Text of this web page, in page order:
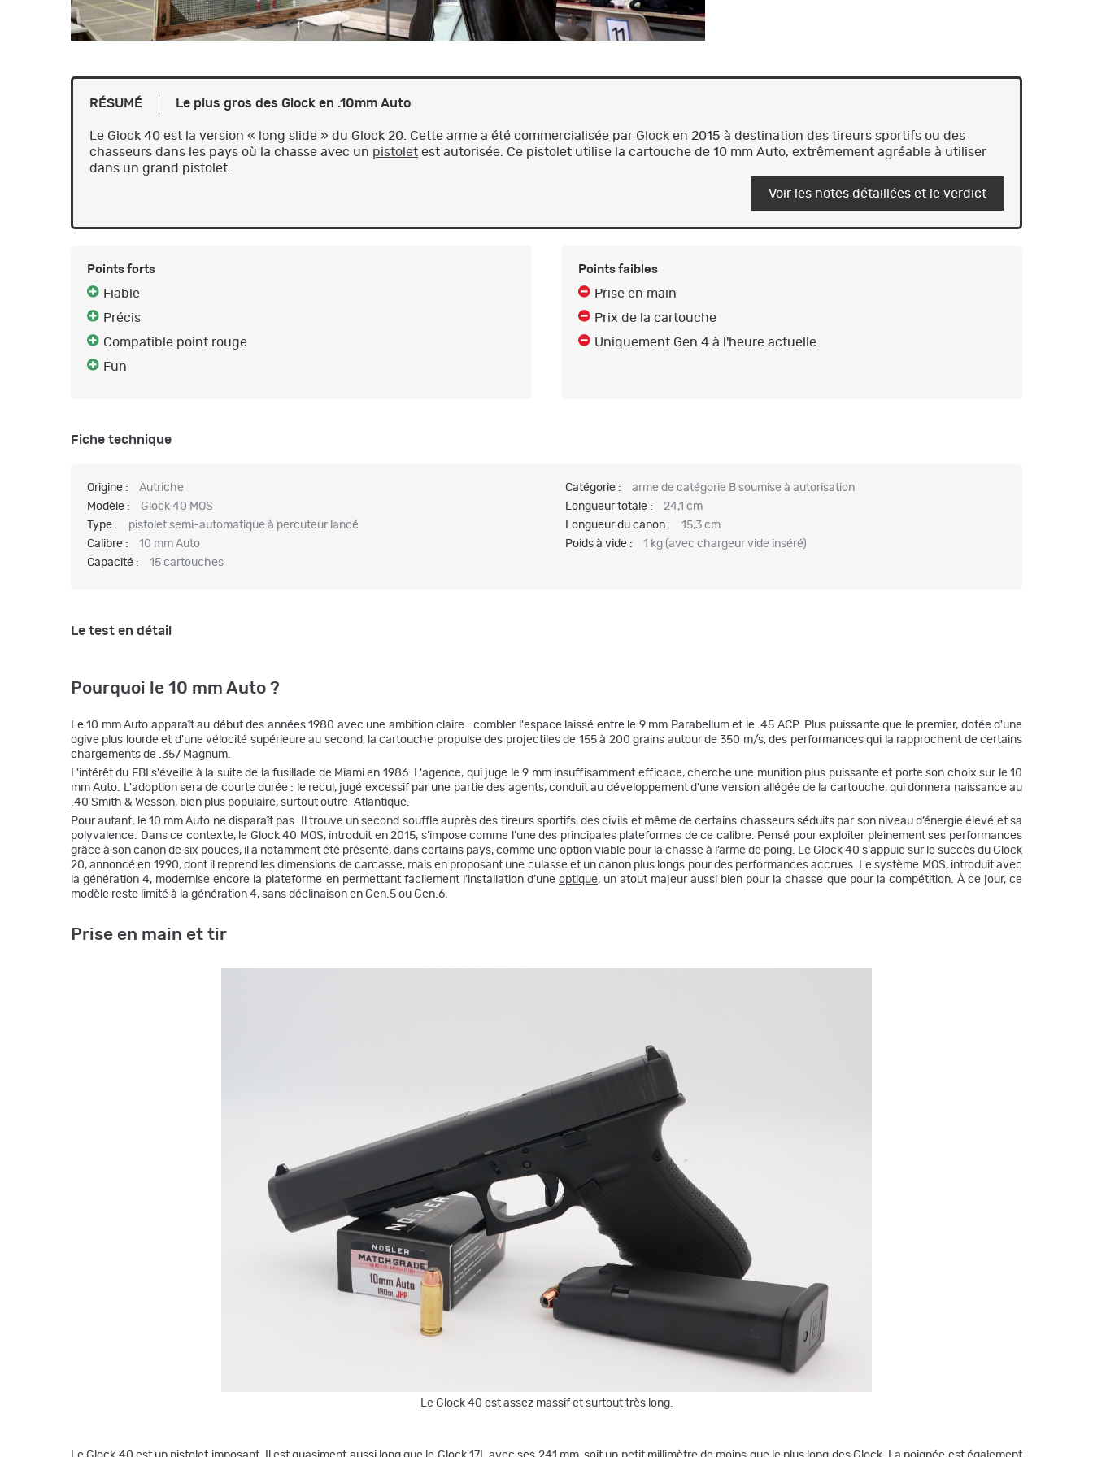
RÉSUMÉ Le plus gros des Glock en .10mm Auto
Le Glock 40 est la version « long slide » du Glock 20. Cette arme a été commercialisée par Glock en 2015 à destination des tireurs sportifs ou des
chasseurs dans les pays où la chasse avec un pistolet est autorisée. Ce pistolet utilise la cartouche de 10 mm Auto, extrêmement agréable à utiliser
dans un grand pistolet.
Voir les notes détaillées et le verdict
Points forts
Fiable
Précis
Compatible point rouge
Fun
Points faibles
Prise en main
Prix de la cartouche
Uniquement Gen.4 à l'heure actuelle
Fiche technique
Origine :
Autriche
Modèle :
Glock 40 MOS
Type :
pistolet semi-automatique à percuteur lancé
Calibre :
10 mm Auto
Capacité :
15 cartouches
Catégorie :
arme de catégorie B soumise à autorisation
Longueur totale :
24,1 cm
Longueur du canon :
15,3 cm
Poids à vide :
1 kg (avec chargeur vide inséré)
Le test en détail
Pourquoi le 10 mm Auto ?
Le 10 mm Auto apparaît au début des années 1980 avec une ambition claire : combler l'espace laissé entre le 9 mm Parabellum et le .45 ACP. Plus puissante que le premier, dotée d'une
ogive plus lourde et d'une vélocité supérieure au second, la cartouche propulse des projectiles de 155 à 200 grains autour de 350 m/s, des performances qui la rapprochent de certains
chargements de .357 Magnum.
L'intérêt du FBI s'éveille à la suite de la fusillade de Miami en 1986. L'agence, qui juge le 9 mm insuffisamment efficace, cherche une munition plus puissante et porte son choix sur le 10
mm Auto. L'adoption sera de courte durée : le recul, jugé excessif par une partie des agents, conduit au développement d'une version allégée de la cartouche, qui donnera naissance au
.40 Smith & Wesson, bien plus populaire, surtout outre-Atlantique.
Pour autant, le 10 mm Auto ne disparaît pas. Il trouve un second souffle auprès des tireurs sportifs, des civils et même de certains chasseurs séduits par son niveau d’énergie élevé et sa
polyvalence. Dans ce contexte, le Glock 40 MOS, introduit en 2015, s’impose comme l’une des principales plateformes de ce calibre. Pensé pour exploiter pleinement ses performances
grâce à son canon de six pouces, il a notamment été présenté, dans certains pays, comme une option viable pour la chasse à l’arme de poing. Le Glock 40 s'appuie sur le succès du Glock
20, annoncé en 1990, dont il reprend les dimensions de carcasse, mais en proposant une culasse et un canon plus longs pour des performances accrues. Le système MOS, introduit avec
la génération 4, modernise encore la plateforme en permettant facilement l’installation d’une optique, un atout majeur aussi bien pour la chasse que pour la compétition. À ce jour, ce
modèle reste limité à la génération 4, sans déclinaison en Gen.5 ou Gen.6.
Prise en main et tir
Le Glock 40 est assez massif et surtout très long.